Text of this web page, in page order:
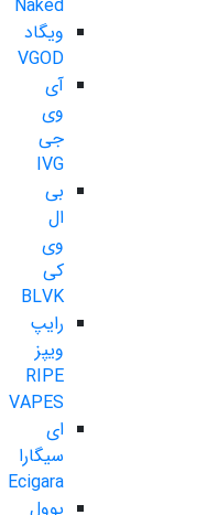
Naked
ویگاد
VGOD
آی
وی
جی
IVG
بی
ال
وی
کی
BLVK
رایپ
ویپز
RIPE
VAPES
ای
سیگارا
Ecigara
یوول